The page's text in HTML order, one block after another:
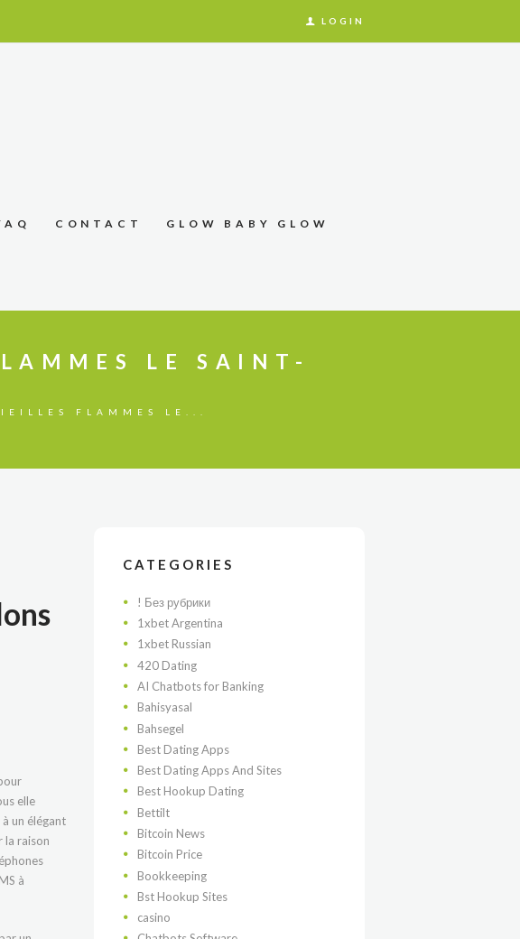
LOGIN
CONTACT GLOW BABY GLOW
LE SAINT-
FLAMMES LE...
elle
un élégant
la raison
à
CATEGORIES
! Без рубрики
1xbet Argentina
1xbet Russian
420 Dating
AI Chatbots for Banking
Bahisyasal
Bahsegel
Best Dating Apps
Best Dating Apps And Sites
Best Hookup Dating
Bettilt
Bitcoin News
Bitcoin Price
Bookkeeping
Bst Hookup Sites
casino